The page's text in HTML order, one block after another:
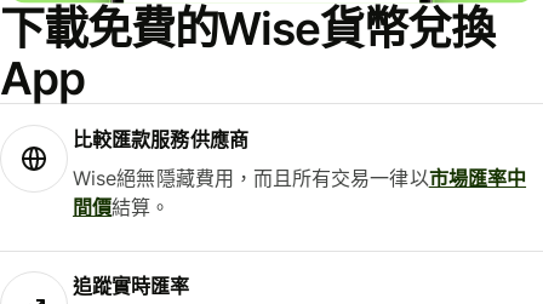
下載免費的Wise貨幣兌換
App
比較匯款服務供應商
Wise絕無隱藏費用，而且所有交易一律以市場匯率中
間價結算。
追蹤實時匯率